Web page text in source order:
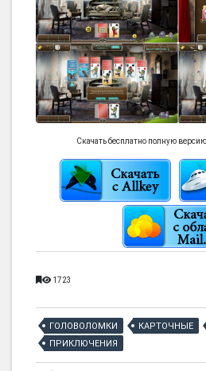
Скачать бесплатно полную
1723
ГОЛОВОЛОМКИ КАРТОЧНЫЕ
ПРИКЛЮЧЕНИЯ